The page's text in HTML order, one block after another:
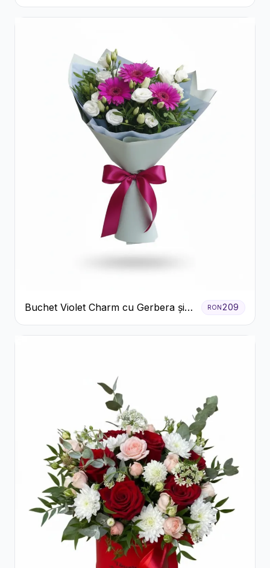
Lisianthus Alb
Buchet Violet Charm cu Gerbera și
Lisianthus Alb
RON209